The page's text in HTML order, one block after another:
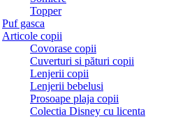
Topper
Puf gasca
Articole copii
Covorase copii
Cuverturi si pături copii
Lenjerii copii
Lenjerii bebelusi
Prosoape plaja copii
Colectia Disney cu licenta